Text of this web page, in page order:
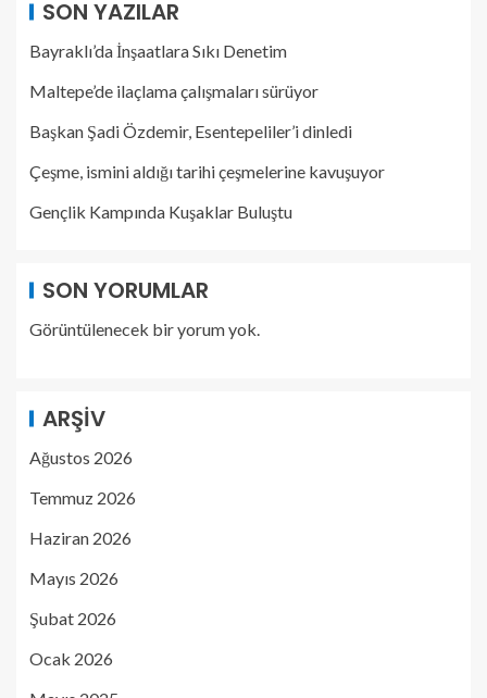
SON YAZILAR
Bayraklı’da İnşaatlara Sıkı Denetim
Maltepe’de ilaçlama çalışmaları sürüyor
Başkan Şadi Özdemir, Esentepeliler’i dinledi
Çeşme, ismini aldığı tarihi çeşmelerine kavuşuyor
Gençlik Kampında Kuşaklar Buluştu
SON YORUMLAR
Görüntülenecek bir yorum yok.
ARŞIV
Ağustos 2026
Temmuz 2026
Haziran 2026
Mayıs 2026
Şubat 2026
Ocak 2026